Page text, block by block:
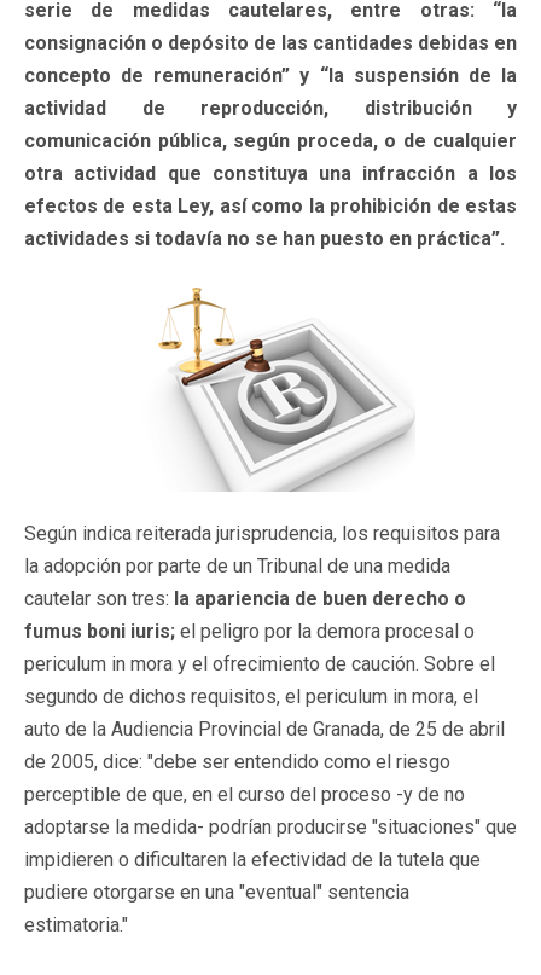
serie de medidas cautelares, entre otras: “la
consignación o depósito de las cantidades debidas en
concepto de remuneración” y “la suspensión de la
actividad de reproducción, distribución y
comunicación pública, según proceda, o de cualquier
otra actividad que constituya una infracción a los
efectos de esta Ley, así como la prohibición de estas
actividades si todavía no se han puesto en práctica”.
Según indica reiterada jurisprudencia, los requisitos para
la adopción por parte de un Tribunal de una medida
cautelar son tres: la apariencia de buen derecho o
fumus boni iuris; el peligro por la demora procesal o
periculum in mora y el ofrecimiento de caución. Sobre el
segundo de dichos requisitos, el periculum in mora, el
auto de la Audiencia Provincial de Granada, de 25 de abril
de 2005, dice: "debe ser entendido como el riesgo
perceptible de que, en el curso del proceso -y de no
adoptarse la medida- podrían producirse "situaciones" que
impidieren o dificultaren la efectividad de la tutela que
pudiere otorgarse en una "eventual" sentencia
estimatoria."